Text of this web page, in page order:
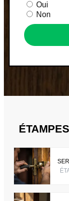
Oui
Non